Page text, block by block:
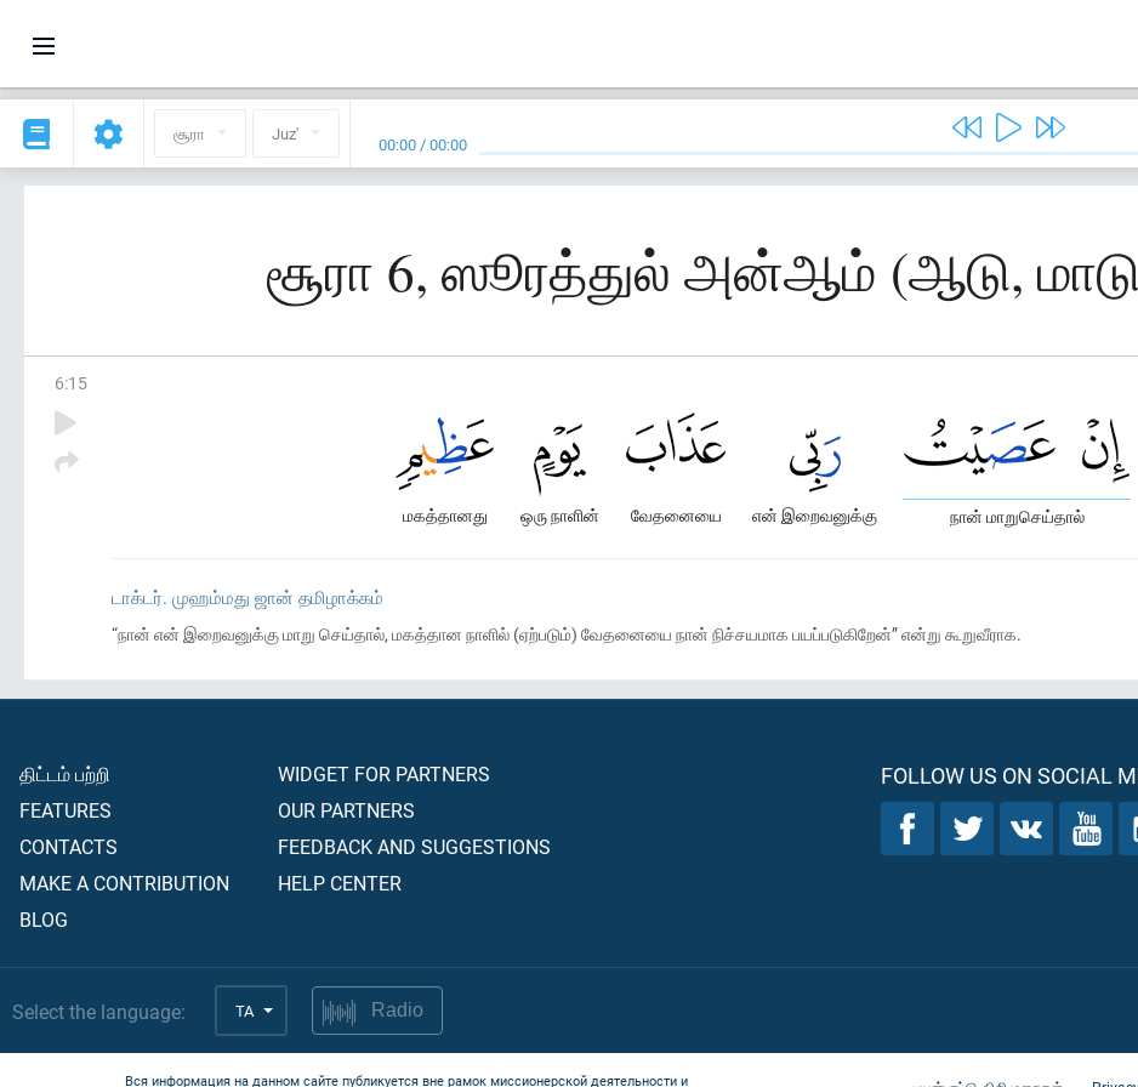
சூரா Juz' 00:00 /00:00
சூரா 6, ஸூரத்துல் அன்ஆம் (ஆடு,
6:15
நான் மாறுசெய்தால்
என் இறைவனுக்கு
வேதனையை
ஒரு நாளின்
மகத்தானது
டாக்டர். முஹம்மது ஜான் தமிழாக்கம்
“நான் என் இறைவனுக்கு மாறு செய்தால், மகத்தான நாளில் (ஏற்படும்) வேதனையை நான் நிச்சயமாக பயப்படுகிறேன்” என்று கூறுவீராக.
திட்டம் பற்றி
FEATURES
CONTACTS
MAKE A CONTRIBUTION
BLOG
WIDGET FOR PARTNERS
OUR PARTNERS
FEEDBACK AND SUGGESTIONS
HELP CENTER
FOLLOW US ON SOCIAL
Select the language: TA Radio
Вся информация на данном сайте публикуется вне рамок миссионерской деятельности и